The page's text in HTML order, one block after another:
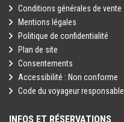
Conditions générales de vente
Mentions légales
Politique de confidentialité
Plan de site
Consentements
Accessibilité : Non conforme
Code du voyageur responsable
INFOS ET RÉSERVATIONS